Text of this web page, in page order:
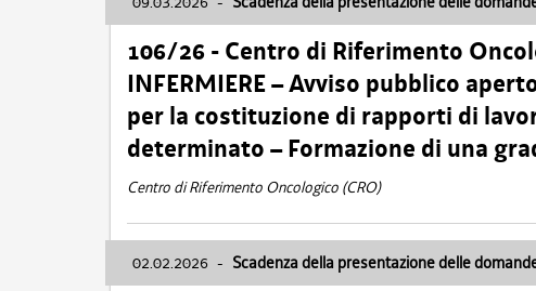
106/26 - Centro di Riferimento
INFERMIERE – Avviso pubblico
per la costituzione di rapporti di
determinato – Formazione di una
Centro di Riferimento Oncologico (CRO)
02.02.2026 - Scadenza della presentazione delle